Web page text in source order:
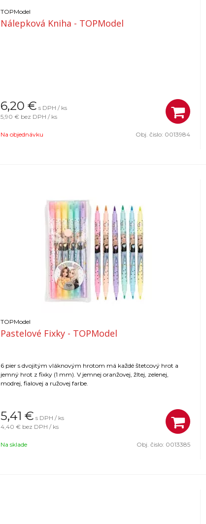
TOPModel
Nálepková Kniha - TOPModel
6,20 € s DPH / ks
5,90 € bez DPH / ks
Na objednávku Obj. čislo: 0013984
TOPModel
Pastelové Fixky - TOPModel
6 pier s dvojitým vláknovým hrotom má každé štetcový hrot a
jemný hrot z fixky (1 mm). V jemnej oranžovej, žltej, zelenej,
modrej, fialovej a ružovej farbe.
5,41 € s DPH / ks
4,40 € bez DPH / ks
Na sklade Obj. čislo: 0013385